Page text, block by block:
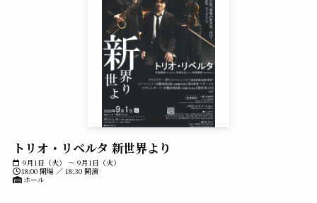
トリオ・リベルタ 新世界より
9月1日（火） ～ 9月1日（火）
18:00 開場 ／ 18:30 開演
ホール